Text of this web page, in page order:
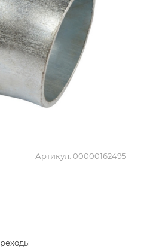
Артикул: 00000162495